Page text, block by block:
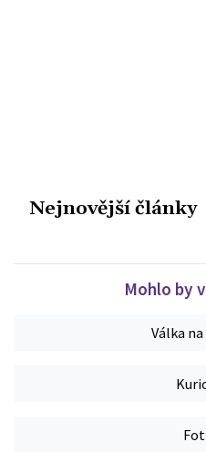
Nejnovější články
Mohlo by
Válka